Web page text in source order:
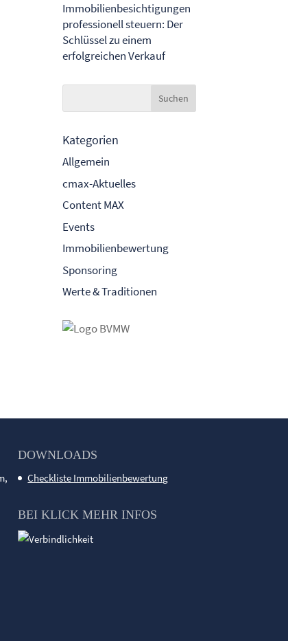
Immobilienbesichtigungen
professionell steuern: Der
Schlüssel zu einem
erfolgreichen Verkauf
Kategorien
Allgemein
cmax-Aktuelles
Content MAX
Events
Immobilienbewertung
Sponsoring
Werte & Traditionen
DOWNLOADS
Checkliste Immobilienbewertung
BEI KLICK MEHR INFOS